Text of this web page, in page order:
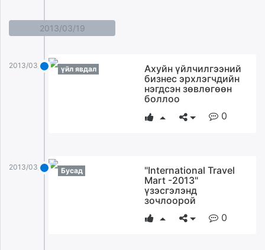
isee.mn
itoim.mn
unegui.mn
assa.mn
2013/03/19
2013/03/19 үйл явдал
Ахуйн үйлчилгээний
бизнес эрхлэгчдийн
нэгдсэн зөвлөгөөн
боллоо
0
2013/03/19 Бусад
"International Travel
Mart -2013"
үзэсгэлэнд
зочлоорой
0